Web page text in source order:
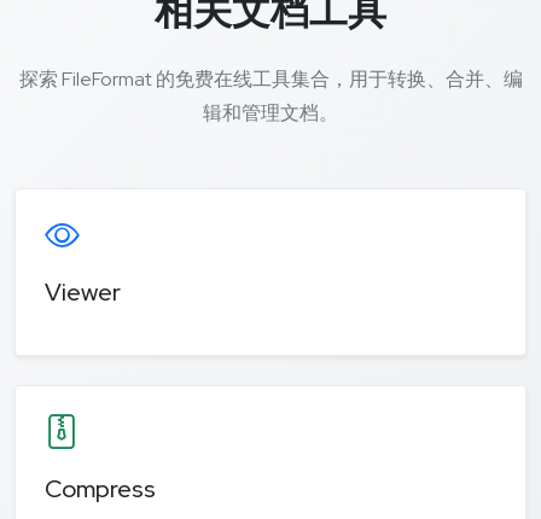
探索 FileFormat 的免费在线工具集合，用于转换、合并、编
辑和管理文档。
Viewer
Compress